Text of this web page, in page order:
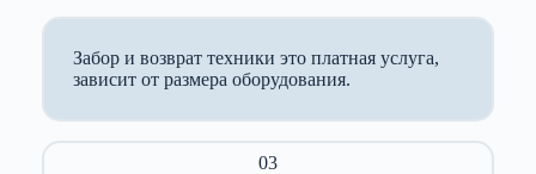
Забор и возврат техники это платная услуга,
зависит от размера оборудования.
03